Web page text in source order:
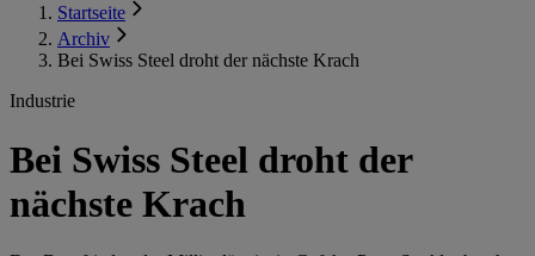
Startseite
Archiv
Bei Swiss Steel droht der nächste Krach
Industrie
Bei Swiss Steel droht der
nächste Krach